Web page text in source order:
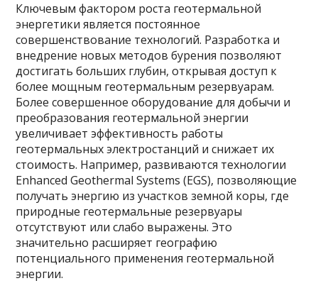
Ключевым фактором роста геотермальной
энергетики является постоянное
совершенствование технологий. Разработка и
внедрение новых методов бурения позволяют
достигать больших глубин, открывая доступ к
более мощным геотермальным резервуарам.
Более совершенное оборудование для добычи и
преобразования геотермальной энергии
увеличивает эффективность работы
геотермальных электростанций и снижает их
стоимость. Например, развиваются технологии
Enhanced Geothermal Systems (EGS), позволяющие
получать энергию из участков земной коры, где
природные геотермальные резервуары
отсутствуют или слабо выражены. Это
значительно расширяет географию
потенциального применения геотермальной
энергии.